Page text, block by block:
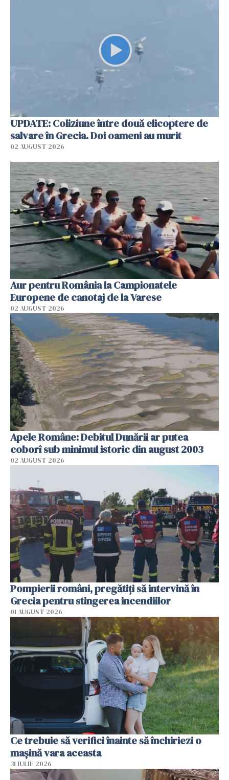
UPDATE: Coliziune între două elicoptere de
salvare în Grecia. Doi oameni au murit
02 AUGUST 2026
Aur pentru România la Campionatele
Europene de canotaj de la Varese
02 AUGUST 2026
Apele Române: Debitul Dunării ar putea
coborî sub minimul istoric din august 2003
02 AUGUST 2026
Pompierii români, pregătiţi să intervină în
Grecia pentru stingerea incendiilor
01 AUGUST 2026
Ce trebuie să verifici înainte să închiriezi o
mașină vara aceasta
31 IULIE 2026